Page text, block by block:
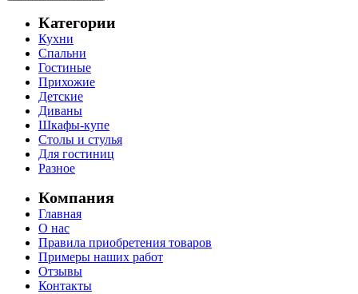
Категории
Кухни
Спальни
Гостиные
Прихожие
Детские
Диваны
Шкафы-купе
Столы и стулья
Для гостиниц
Разное
Компания
Главная
О нас
Правила приобретения товаров
Примеры наших работ
Отзывы
Контакты